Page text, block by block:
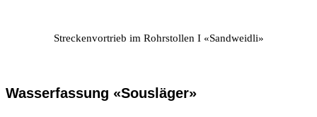
Streckenvortrieb im Rohrstollen I «Sandweidli»
Wasserfassung «Sousläger»